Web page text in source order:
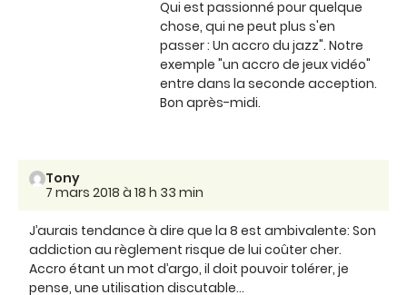
Qui est passionné pour quelque
chose, qui ne peut plus s'en
passer : Un accro du jazz". Notre
exemple "un accro de jeux vidéo"
entre dans la seconde acception.
Bon après-midi.
Tony
7 mars 2018 à 18 h 33 min
J’aurais tendance à dire que la 8 est ambivalente: Son
addiction au règlement risque de lui coûter cher.
Accro étant un mot d’argo, il doit pouvoir tolérer, je
pense, une utilisation discutable...